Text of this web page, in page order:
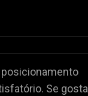
Se